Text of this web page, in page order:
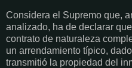
Considera el Supremo que,
analizado, ha de declarar
contrato de naturaleza
un arrendamiento típico,
transmitió la propiedad del